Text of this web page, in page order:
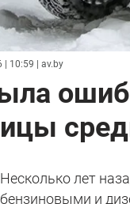
| 10:59 | av.by
Несколько лет
бензиновыми и